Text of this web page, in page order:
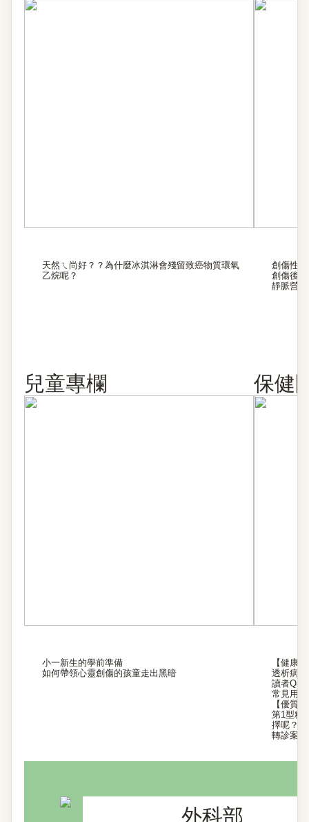
天然ㄟ尚好？？為什麼冰淇淋會殘留致癌物質環氧
乙烷呢？
創傷性
創傷後
靜脈營
兒童專欄
小一新生的學前準備
如何帶領心靈創傷的孩童走出黑暗
保健
【健康
透析病
讀者Q&A
常見用
【優質
第1型糖
擇呢？
轉診案
外科部